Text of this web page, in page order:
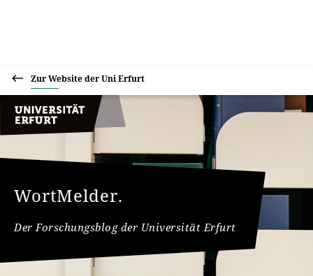
Zur Website der Uni Erfurt
WortMelder.
Der Forschungsblog der Universität Erfurt